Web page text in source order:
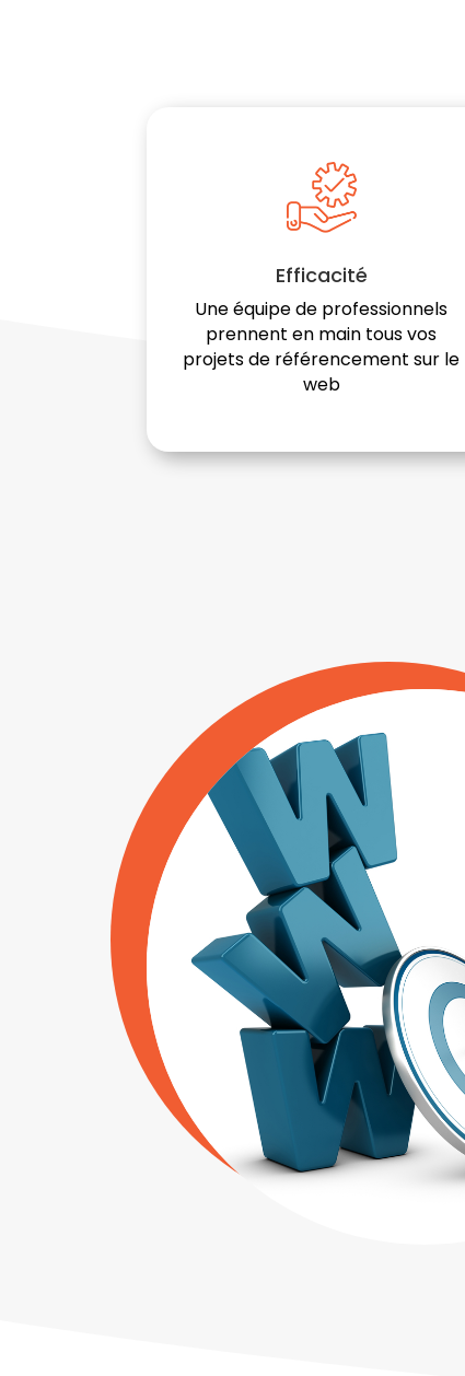
Efficacité
Une équipe de professionnels
prennent en main tous vos
projets de référencement sur le
web